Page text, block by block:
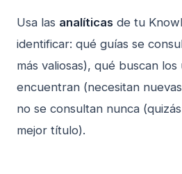
Usa las analíticas de tu
identificar: qué guías se
más valiosas), qué buscan
encuentran (necesitan
no se consultan nunca
mejor título).